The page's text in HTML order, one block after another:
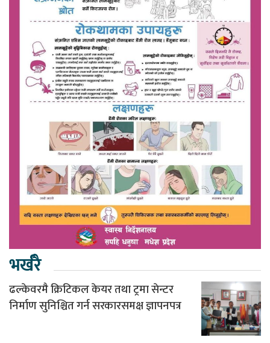
भर्खरै
ढल्केवरमै क्रिटिकल केयर तथा ट्रमा सेन्टर
निर्माण सुनिश्चित गर्न सरकारसमक्ष ज्ञापनपत्र